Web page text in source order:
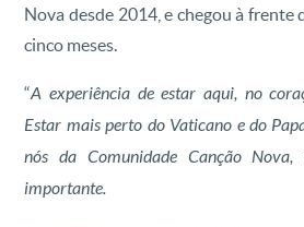
Nova desde 2014, e chegou à frente
cinco meses.
“A experiência de estar aqui, no
Estar mais perto do Vaticano e do
nós da Comunidade Canção
importante.